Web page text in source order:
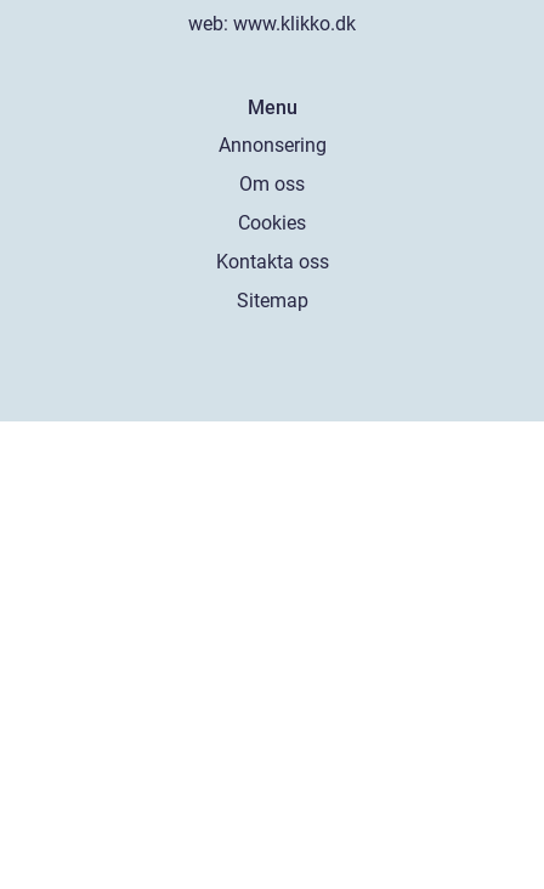
web: www.klikko.dk
Menu
Annonsering
Om oss
Cookies
Kontakta oss
Sitemap